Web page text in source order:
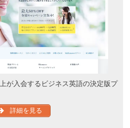
が入会するビジネス英語の決定版プ
詳細を見る